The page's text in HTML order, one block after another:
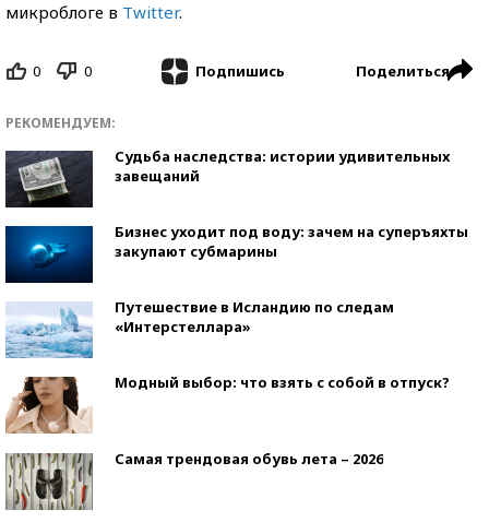
микроблоге в Twitter.
0 0 Подпишись Поделиться
РЕКОМЕНДУЕМ:
Судьба наследства: истории удивительных
завещаний
Бизнес уходит под воду: зачем на суперъяхты
закупают субмарины
Путешествие в Исландию по следам
«Интерстеллара»
Модный выбор: что взять с собой в отпуск?
Самая трендовая обувь лета – 2026